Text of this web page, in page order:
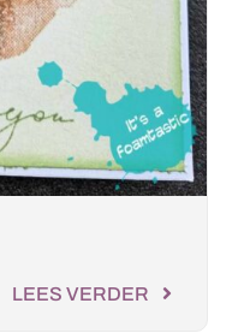
LEES VERDER